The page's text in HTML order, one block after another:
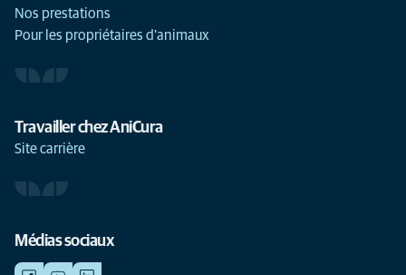
Nos prestations
Pour les propriétaires d'animaux
Travailler chez AniCura
Site carrière
Médias sociaux